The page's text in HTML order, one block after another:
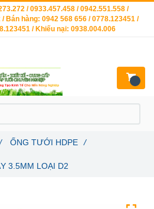
/ ỐNG TƯỚI HDPE
/
3.5MM LOẠI D2
/ 0933.457.458 / 0942.551.558 /
Bán hàng: 0942 568 656 / 0778.123451 /
/ Khiếu nại: 0938.004.006